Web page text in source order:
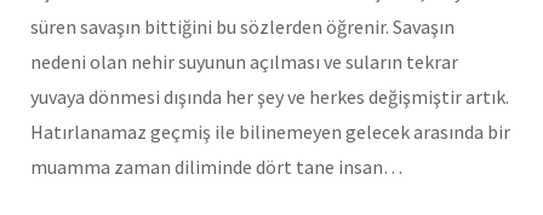
süren savaşın bittiğini bu sözlerden öğrenir. Savaşın
nedeni olan nehir suyunun açılması ve suların tekrar
yuvaya dönmesi dışında her şey ve herkes değişmiştir artık.
Hatırlanamaz geçmiş ile bilinemeyen gelecek arasında bir
muamma zaman diliminde dört tane insan…